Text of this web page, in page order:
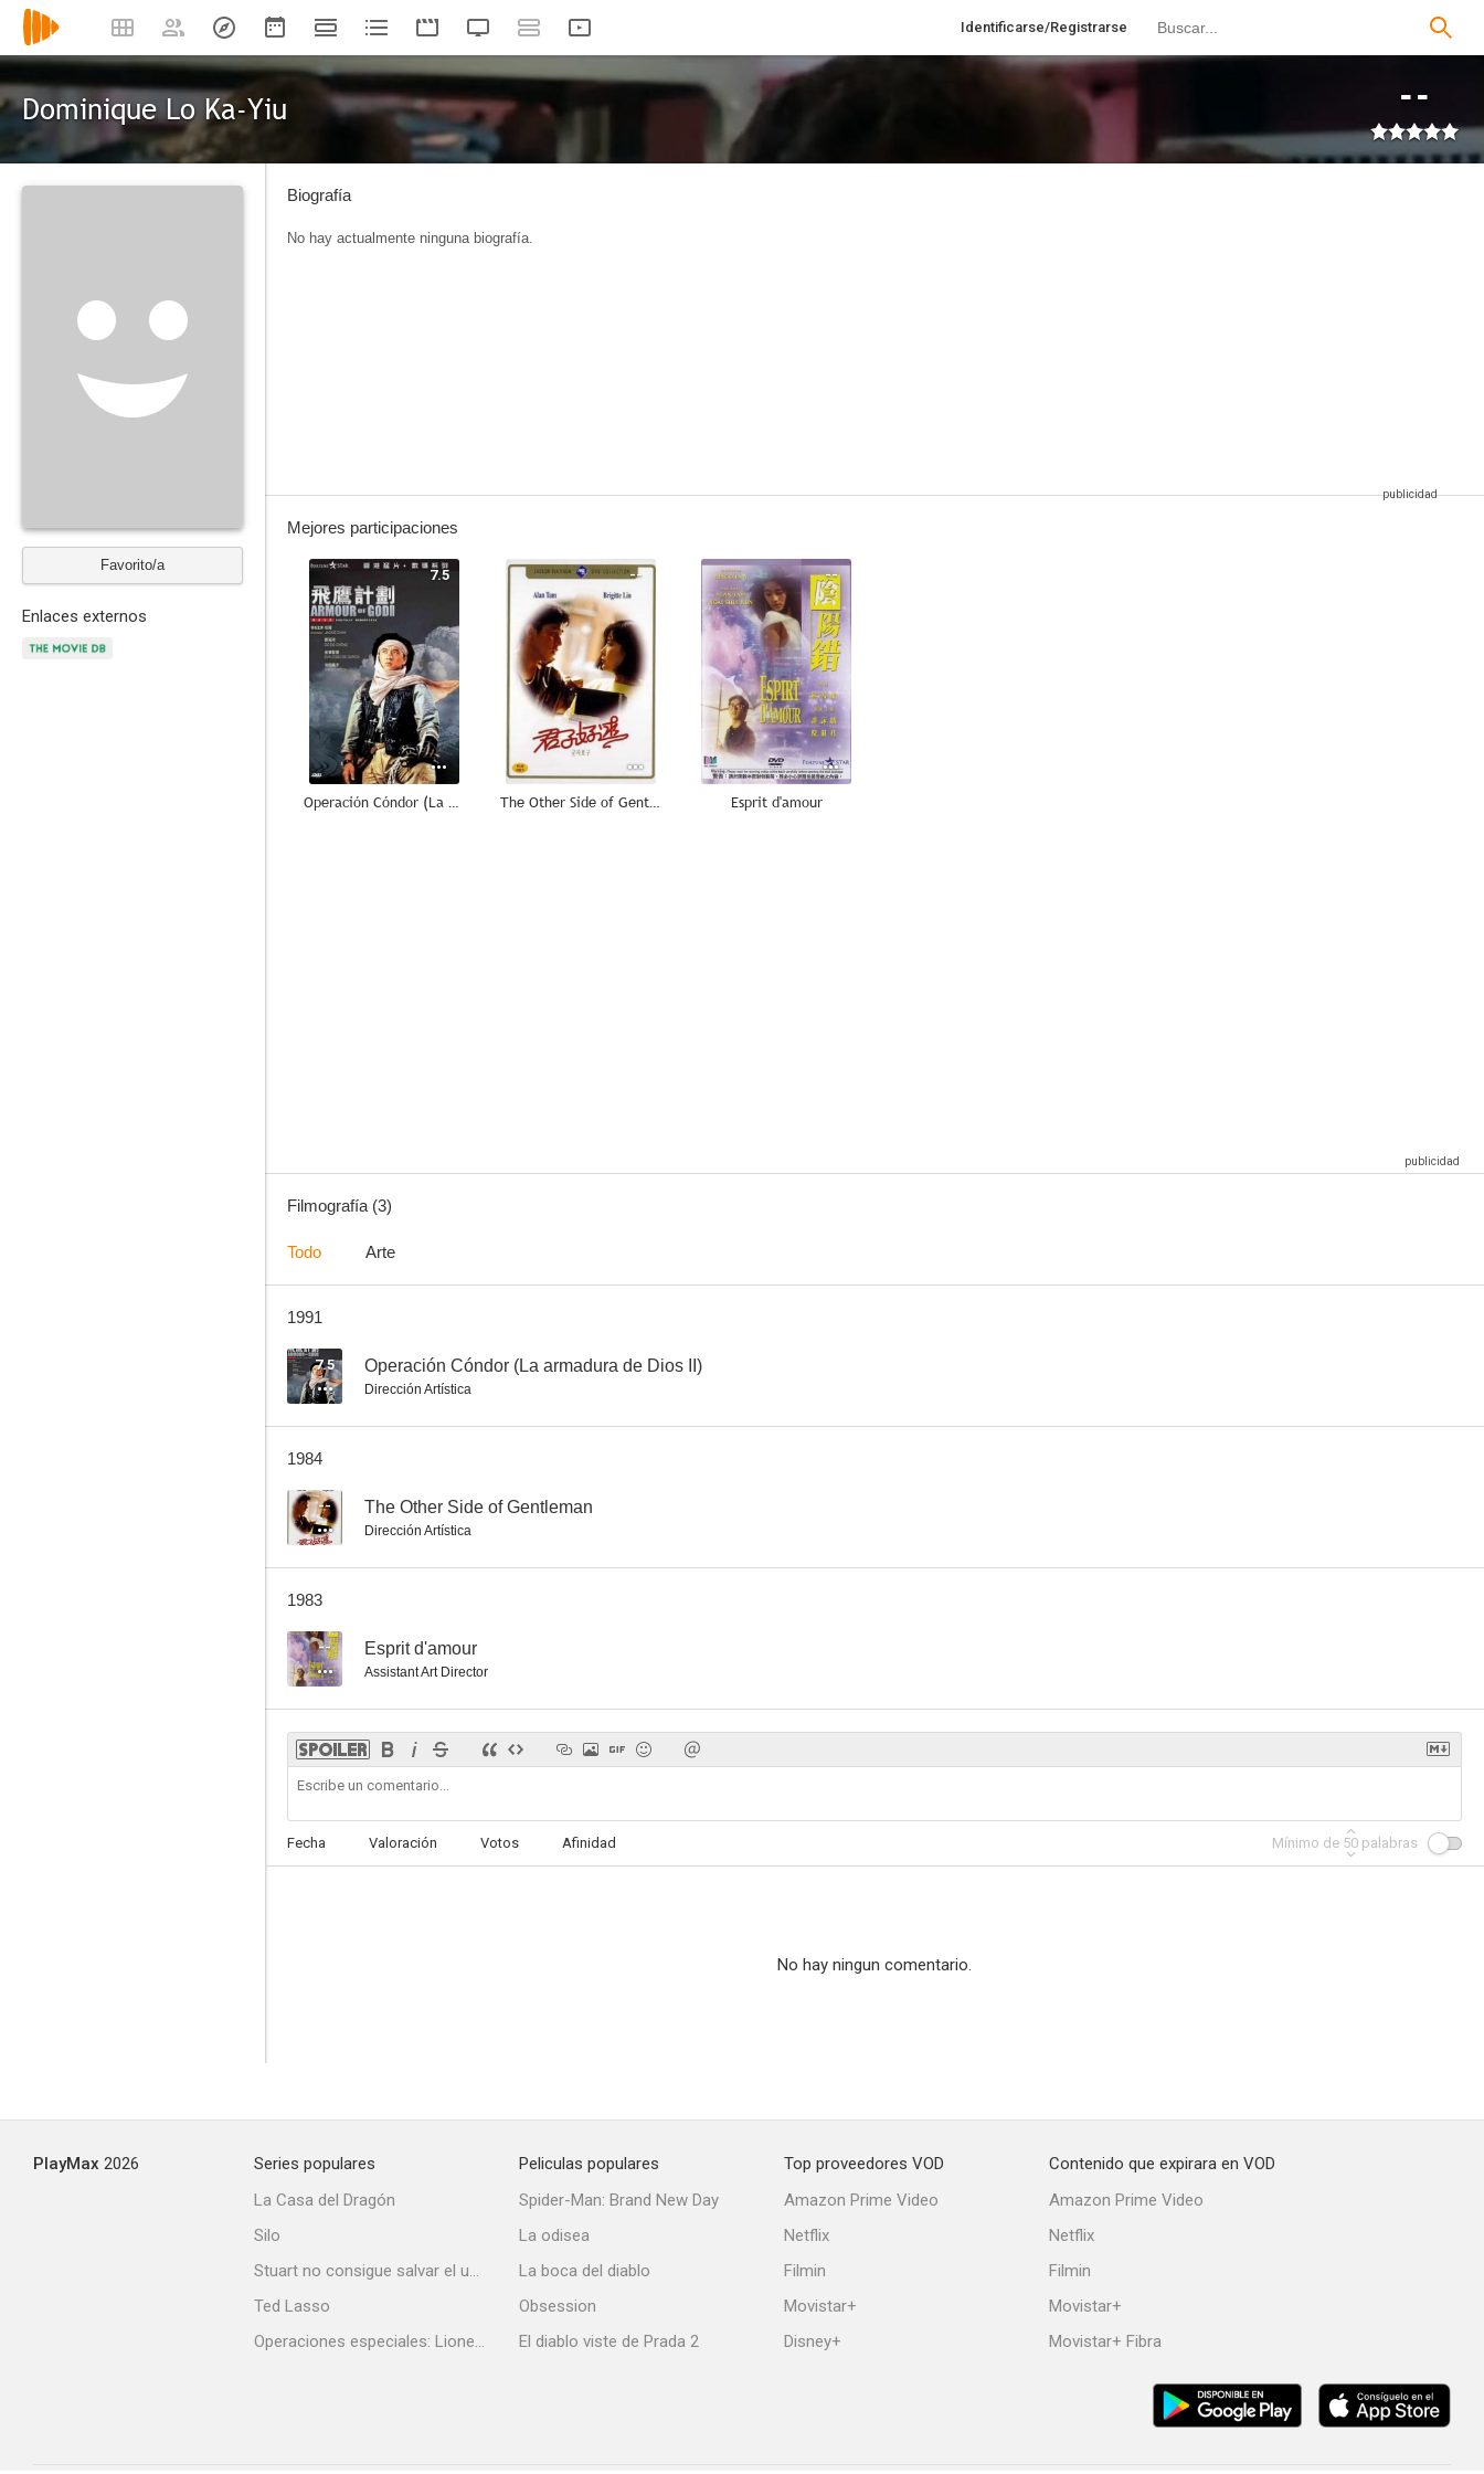
Identificarse/Registrarse
Dominique Lo Ka-Yiu --
Favorito/a
Enlaces externos
Biografía
No hay actualmente ninguna biografía.
Mejores participaciones
7.5
Operación Cóndor (La armadura de Dios II)
--
The Other Side of Gentleman
--
Esprit d'amour
Filmografía (3)
Todo Arte
1991
7.5 Operación Cóndor (La armadura de Dios II)
Dirección Artística
1984
-- The Other Side of Gentleman
Dirección Artística
1983
-- Esprit d'amour
Assistant Art Director
Fecha Valoración Votos Afinidad Mínimo de 50 palabras
No hay ningun comentario.
PlayMax 2026
Series populares
La Casa del Dragón
Silo
Stuart no consigue salvar el universo
Ted Lasso
Operaciones especiales: Lioness
Peliculas populares
Spider-Man: Brand New Day
La odisea
La boca del diablo
Obsession
El diablo viste de Prada 2
Top proveedores VOD
Amazon Prime Video
Netflix
Filmin
Movistar+
Disney+
Contenido que expirara en VOD
Amazon Prime Video
Netflix
Filmin
Movistar+
Movistar+ Fibra